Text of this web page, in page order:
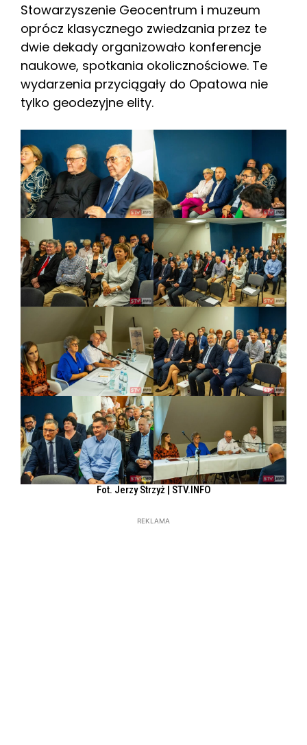
Stowarzyszenie Geocentrum i muzeum
oprócz klasycznego zwiedzania przez te
dwie dekady organizowało konferencje
naukowe, spotkania okolicznościowe. Te
wydarzenia przyciągały do Opatowa nie
tylko geodezyjne elity.
Fot. Jerzy Strzyż | STV.INFO
REKLAMA